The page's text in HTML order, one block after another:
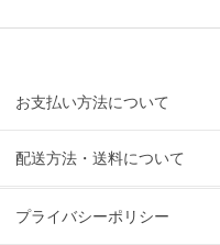
お支払い方法について
配送方法・送料について
プライバシーポリシー